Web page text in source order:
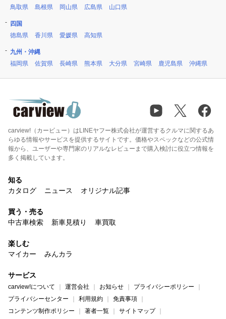
鳥取県
島根県 岡山県 広島県 山口県
四国
徳島県
香川県 愛媛県 高知県
九州・沖縄
福岡県
佐賀県 長崎県 熊本県 大分県 宮崎県 鹿児島県 沖縄県
carview!（カービュー）はLINEヤフー株式会社が運営するクルマに関するあ
らゆる情報やサービスを提供するサイトです。価格やスペックなどの公式情
報から、ユーザーや専門家のリアルなレビューまで購入検討に役立つ情報を
多く掲載しています。
知る
カタログ
ニュース オリジナル記事
買う・売る
中古車検索
新車見積り 車買取
楽しむ
マイカー
みんカラ
サービス
carview!について 運営会社 お知らせ
プライバシーポリシー
プライバシーセンター
利用規約
免責事項
コンテンツ制作ポリシー
著者一覧 サイトマップ